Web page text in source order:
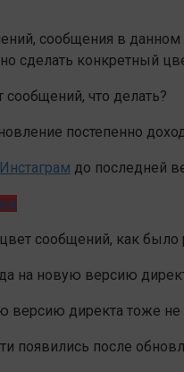
сообщения в данном
сделать конкретный
что делать?
постепенно
до последней
сообщений, как было
на новую версию
версию директа тоже
появились после